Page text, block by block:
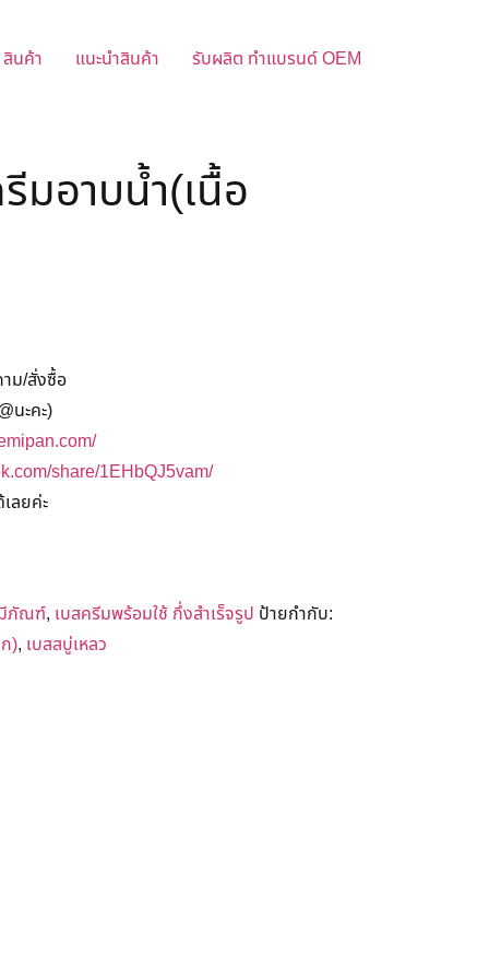
สินค้า แนะนำสินค้า รับผลิต ทำแบรนด์ OEM
มอาบน้ำ(เนื้อ
ม/สั่งซื้อ
นะคะ)
share/1EHbQJ5vam/
ลยค่ะ
ภัณฑ์, เบสครีมพร้อมใช้ กึ่งสำเร็จรูป ป้ายกำกับ:
), เบสสบู่เหลว